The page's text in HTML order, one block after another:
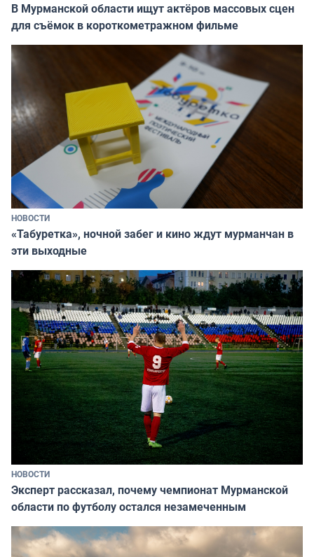
В Мурманской области ищут актёров массовых сцен
для съёмок в короткометражном фильме
НОВОСТИ
«Табуретка», ночной забег и кино ждут мурманчан в
эти выходные
НОВОСТИ
Эксперт рассказал, почему чемпионат Мурманской
области по футболу остался незамеченным